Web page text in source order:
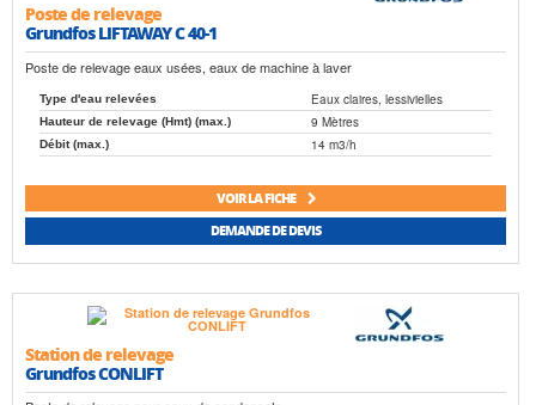
Poste de relevage
Grundfos LIFTAWAY C 40-1
Poste de relevage eaux usées, eaux de machine à laver
Type d'eau relevées Eaux claires, lessivielles
Hauteur de relevage (Hmt) (max.) 9 Mètres
Débit (max.) 14 m3/h
VOIR LA FICHE
DEMANDE DE DEVIS
Station de relevage
Grundfos CONLIFT